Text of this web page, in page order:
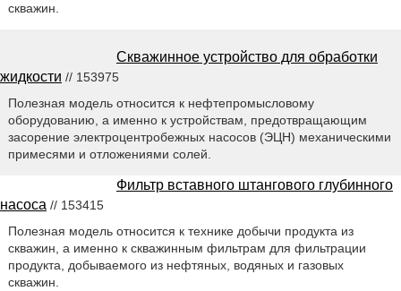
скважин.
Скважинное устройство для обработки
жидкости // 153975
Полезная модель относится к нефтепромысловому
оборудованию, а именно к устройствам, предотвращающим
засорение электроцентробежных насосов (ЭЦН) механическими
примесями и отложениями солей.
Фильтр вставного штангового глубинного
насоса // 153415
Полезная модель относится к технике добычи продукта из
скважин, а именно к скважинным фильтрам для фильтрации
продукта, добываемого из нефтяных, водяных и газовых
скважин.